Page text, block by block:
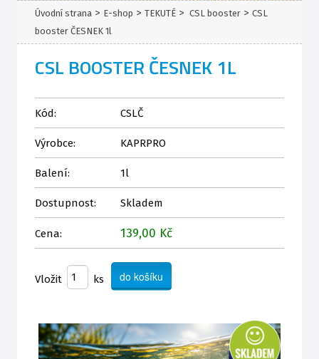
Úvodní strana > E-shop > TEKUTÉ > CSL booster > CSL
booster ČESNEK 1l
CSL BOOSTER ČESNEK 1L
Kód: CSLČ
Výrobce: KAPRPRO
Balení: 1l
Dostupnost: Skladem
Cena: 139,00 Kč
Vložit ks